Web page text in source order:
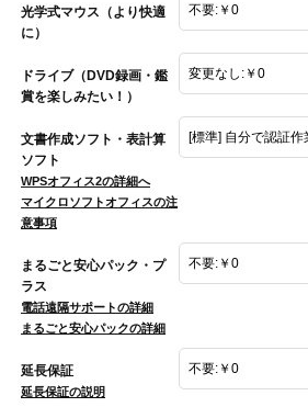
光学式マウス（より快適
に）
ドライブ（DVD録画・鑑
賞を楽しみたい！）
文書作成ソフト・表計算
ソフト
WPSオフィス2の詳細へ
マイクロソフトオフィスの注
意事項
まるごと安心パック・プ
ラス
電話遠隔サポートの詳細
まるごと安心パックの詳細
延長保証
延長保証の説明